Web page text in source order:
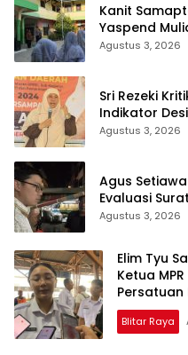
Kanit
Yaspend
dan Narkoba
Agustus 3, 2026
Sri Rezeki
Indikator
Acuan
Agustus 3, 2026
Agus
Evaluasi
PKL Jalan
Agustus 3, 2026
Elim Tyu
Ketua
Persatuan
Blitar Raya